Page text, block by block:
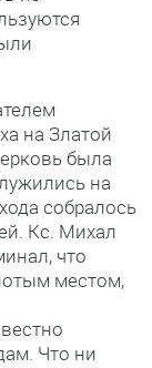
на Златой
была
на
собралось
Кс. Михал
что
местом,
Что ни